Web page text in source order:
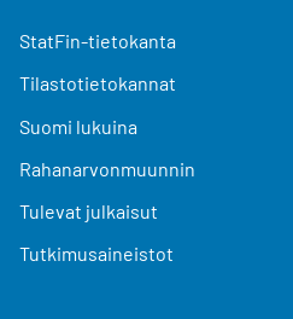
StatFin-tietokanta
Tilastotietokannat
Suomi lukuina
Rahanarvonmuunnin
Tulevat julkaisut
Tutkimusaineistot